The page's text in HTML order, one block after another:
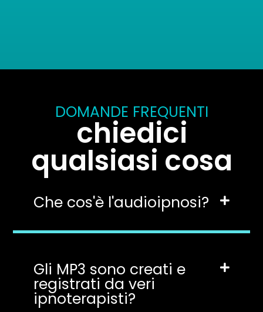
DOMANDE FREQUENTI
chiedici
qualsiasi cosa
Che cos'è l'audioipnosi?
Gli MP3 sono creati e
registrati da veri
ipnoterapisti?